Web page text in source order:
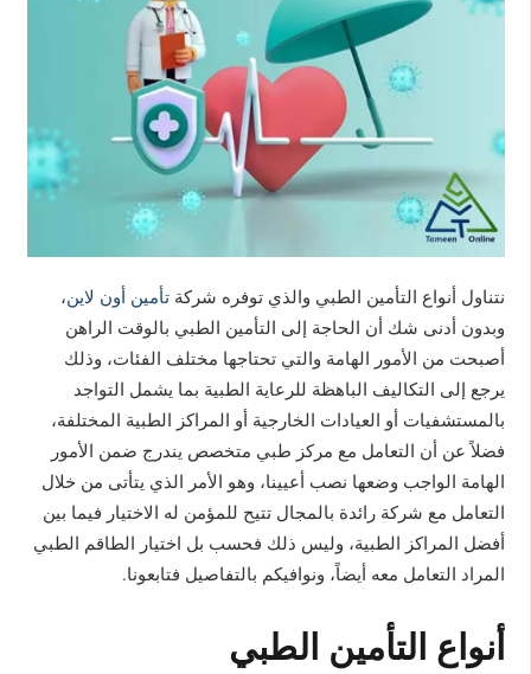
نتناول أنواع التأمين الطبي والذي توفره شركة تأمين أون لاين،
وبدون أدنى شك أن الحاجة إلى التأمين الطبي بالوقت الراهن
أصبحت من الأمور الهامة والتي تحتاجها مختلف الفئات، وذلك
يرجع إلى التكاليف الباهظة للرعاية الطبية بما يشمل التواجد
بالمستشفيات أو العيادات الخارجية أو المراكز الطبية المختلفة،
فضلاً عن أن التعامل مع مركز طبي متخصص يندرج ضمن الأمور
الهامة الواجب وضعها نصب أعيينا، وهو الأمر الذي يتأتى من خلال
التعامل مع شركة رائدة بالمجال تتيح للمؤمن له الاختيار فيما بين
أفضل المراكز الطبية، وليس ذلك فحسب بل اختيار الطاقم الطبي
المراد التعامل معه أيضاً، ونوافيكم بالتفاصيل فتابعونا.
أنواع التأمين الطبي